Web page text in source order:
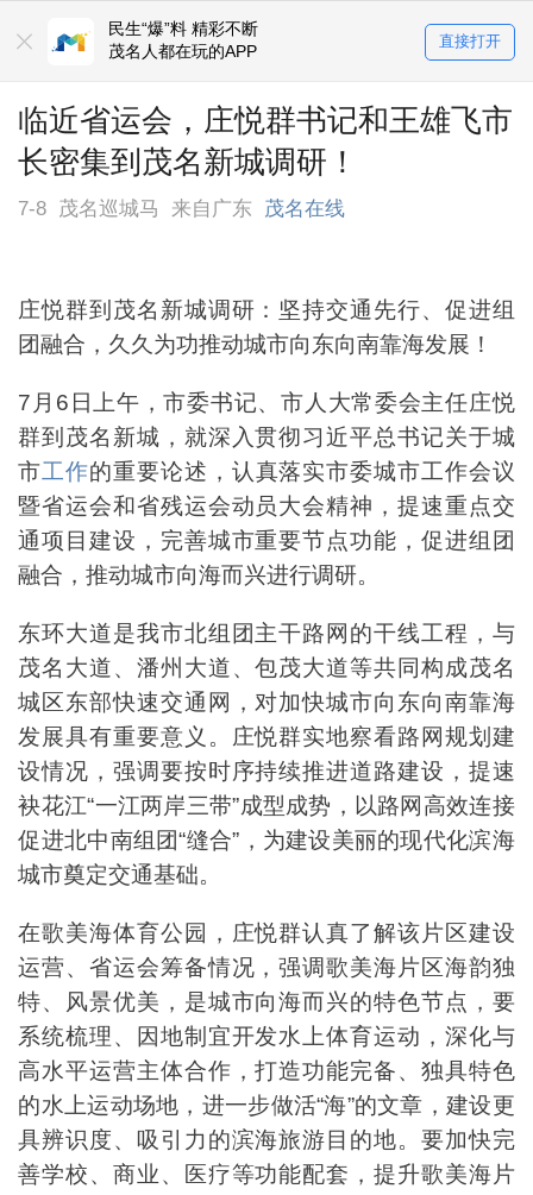
民生“爆”料 精彩不断
茂名人都在玩的APP
直接打开
临近省运会，庄悦群书记和王雄飞市
长密集到茂名新城调研！
7-8 茂名巡城马 来自广东 茂名在线
庄悦群到茂名新城调研：坚持交通先行、促进组
团融合，久久为功推动城市向东向南靠海发展！
7月6日上午，市委书记、市人大常委会主任庄悦
群到茂名新城，就深入贯彻习近平总书记关于城
市工作的重要论述，认真落实市委城市工作会议
暨省运会和省残运会动员大会精神，提速重点交
通项目建设，完善城市重要节点功能，促进组团
融合，推动城市向海而兴进行调研。
东环大道是我市北组团主干路网的干线工程，与
茂名大道、潘州大道、包茂大道等共同构成茂名
城区东部快速交通网，对加快城市向东向南靠海
发展具有重要意义。庄悦群实地察看路网规划建
设情况，强调要按时序持续推进道路建设，提速
袂花江“一江两岸三带”成型成势，以路网高效连接
促进北中南组团“缝合”，为建设美丽的现代化滨海
城市奠定交通基础。
在歌美海体育公园，庄悦群认真了解该片区建设
运营、省运会筹备情况，强调歌美海片区海韵独
特、风景优美，是城市向海而兴的特色节点，要
系统梳理、因地制宜开发水上体育运动，深化与
高水平运营主体合作，打造功能完备、独具特色
的水上运动场地，进一步做活“海”的文章，建设更
具辨识度、吸引力的滨海旅游目的地。要加快完
善学校、商业、医疗等功能配套，提升歌美海片